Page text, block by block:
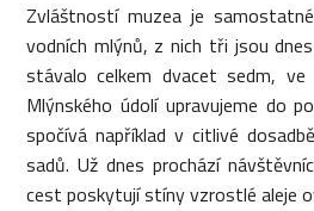
Zvláštností muzea je
vodních mlýnů, z nich tři jsou
stávalo celkem dvacet sedm,
Mlýnského údolí upravujeme do
spočívá například v citlivé
sadů. Už dnes prochází
cest poskytují stíny vzrostlé aleje